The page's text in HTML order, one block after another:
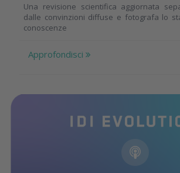
Una revisione scientifica aggiornata
dalle convinzioni diffuse e fotografa lo
conoscenze
Approfondisci